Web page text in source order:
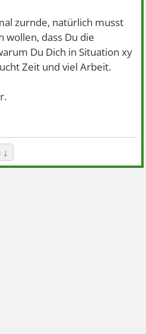
zurnde, natürlich musst
wollen, dass Du die
Du Dich in Situation xy
Zeit und viel Arbeit.